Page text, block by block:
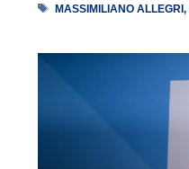
Tag
MASSIMILIANO ALLEGRI,